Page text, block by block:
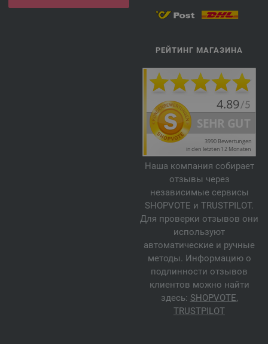
РЕЙТИНГ МАГАЗИНА
Наша компания собирает
отзывы через
независимые сервисы
SHOPVOTE и TRUSTPILOT.
Для проверки отзывов они
используют
автоматические и ручные
методы. Информацию о
подлинности отзывов
клиентов можно найти
здесь: SHOPVOTE,
TRUSTPILOT